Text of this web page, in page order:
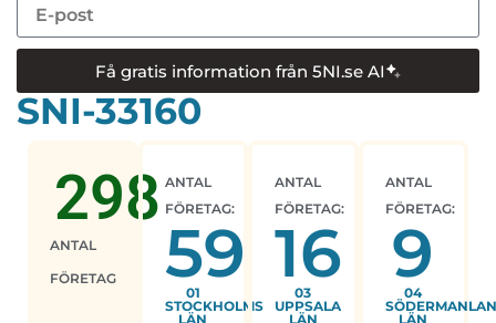
Få gratis information från 5NI.se AI
SNI-33160
ANTAL
FÖRETAG
298 ANTAL
FÖRETAG:
59
01
STOCKHOLMS
LÄN
ANTAL
FÖRETAG:
16
03
UPPSALA
LÄN
ANTAL
FÖRETAG:
9
04
LÄN